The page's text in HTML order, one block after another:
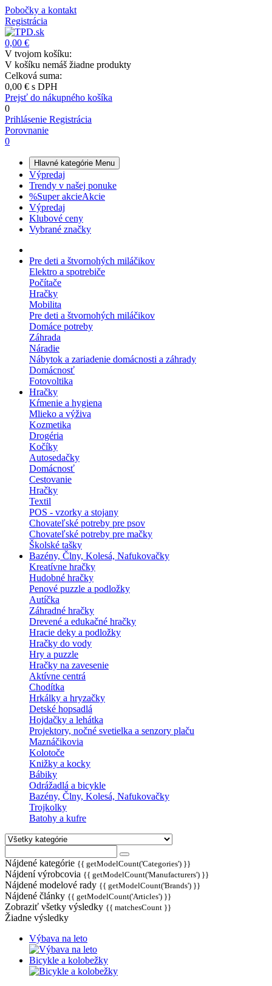
Pobočky a kontakt
Registrácia
0,00 €
V tvojom košíku:
V košíku nemáš žiadne produkty
Celková suma:
0,00 € s DPH
Prejsť do nákupného košíka
0
Prihlásenie Registrácia
Porovnanie
0
Hlavné kategórie Menu
Výpredaj
Trendy v našej ponuke
%Super akcieAkcie
Výpredaj
Klubové ceny
Vybrané značky
Pre deti a štvornohých miláčikov
Elektro a spotrebiče
Počítače
Hračky
Mobilita
Pre deti a štvornohých miláčikov
Domáce potreby
Záhrada
Náradie
Nábytok a zariadenie domácnosti a záhrady
Domácnosť
Fotovoltika
Hračky
Kŕmenie a hygiena
Mlieko a výživa
Kozmetika
Drogéria
Kočíky
Autosedačky
Domácnosť
Cestovanie
Hračky
Textil
POS - vzorky a stojany
Chovateľské potreby pre psov
Chovateľské potreby pre mačky
Školské tašky
Bazény, Člny, Kolesá, Nafukovačky
Kreatívne hračky
Hudobné hračky
Penové puzzle a podložky
Autíčka
Záhradné hračky
Drevené a edukačné hračky
Hracie deky a podložky
Hračky do vody
Hry a puzzle
Hračky na zavesenie
Aktívne centrá
Chodítka
Hrkálky a hryzačky
Detské hopsadlá
Hojdačky a lehátka
Projektory, nočné svetielka a senzory plaču
Maznáčikovia
Kolotoče
Knižky a kocky
Bábiky
Odrážadlá a bicykle
Bazény, Člny, Kolesá, Nafukovačky
Trojkolky
Batohy a kufre
Nájdené kategórie {{ getModelCount('Categories') }}
Nájdení výrobcovia {{ getModelCount('Manufacturers') }}
Nájdené modelové rady {{ getModelCount('Brands') }}
Nájdené články {{ getModelCount('Articles') }}
Zobraziť všetky výsledky {{ matchesCount }}
Žiadne výsledky
Výbava na leto
Bicykle a kolobežky